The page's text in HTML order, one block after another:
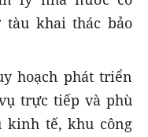
khai thác bảo
hoạch phát triển
trực tiếp và phù
kinh tế, khu công